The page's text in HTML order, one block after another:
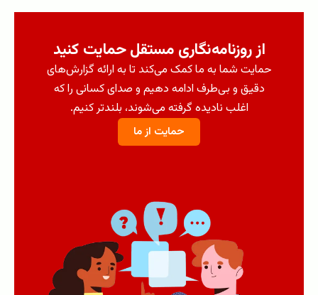
از روزنامه‌نگاری مستقل حمایت کنید
حمایت شما به ما کمک می‌کند تا به ارائه گزارش‌های
دقیق و بی‌طرف ادامه دهیم و صدای کسانی را که
اغلب نادیده گرفته می‌شوند، بلندتر کنیم.
حمایت از ما